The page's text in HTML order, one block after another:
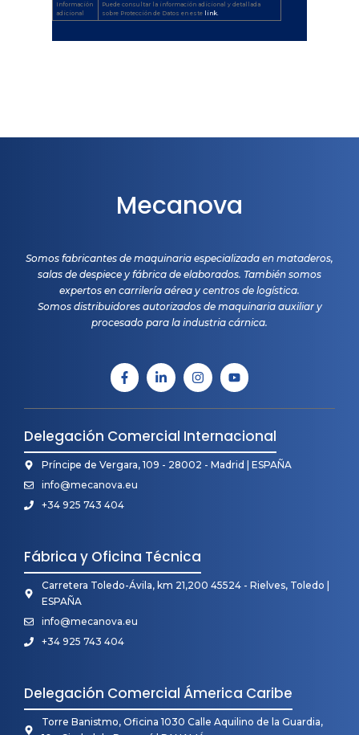
Información
adicional
Puede consultar la información adicional y detallada
sobre Protección de Datos en este
link.
Mecanova
Somos fabricantes de maquinaria especializada en mataderos,
salas de despiece y fábrica de elaborados. También somos
expertos en carrilería aérea y centros de logística.
Somos distribuidores autorizados de maquinaria auxiliar y
procesado para la industria cárnica.
Delegación Comercial Internacional
Príncipe de Vergara, 109 - 28002 - Madrid | ESPAÑA
info@mecanova.eu
+34 925 743 404
Fábrica y Oficina Técnica
Carretera Toledo-Ávila, km 21,200 45524 - Rielves, Toledo |
ESPAÑA
info@mecanova.eu
+34 925 743 404
Delegación Comercial Ámerica Caribe
Torre Banistmo, Oficina 1030 Calle Aquilino de la Guardia,